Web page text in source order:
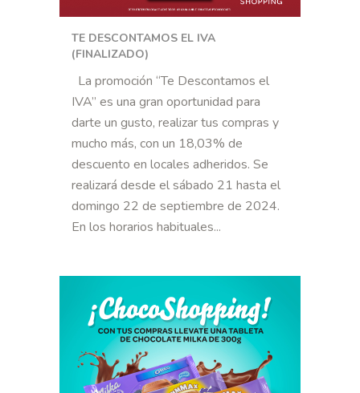
TE DESCONTAMOS EL IVA
(FINALIZADO)
La promoción “Te Descontamos el
IVA” es una gran oportunidad para
darte un gusto, realizar tus compras y
mucho más, con un 18,03% de
descuento en locales adheridos. Se
realizará desde el sábado 21 hasta el
domingo 22 de septiembre de 2024.
En los horarios habituales...